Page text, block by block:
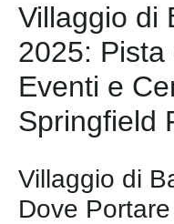
Villaggio di
2025: Pista
Eventi e
Springfield
Villaggio di
Dove